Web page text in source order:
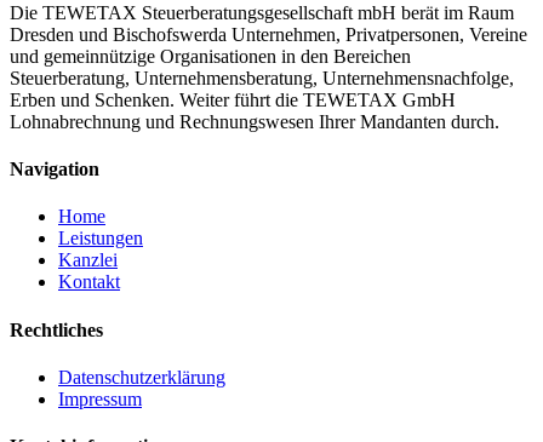
Die TEWETAX Steuerberatungsgesellschaft mbH berät im Raum
Dresden und Bischofswerda Unternehmen, Privatpersonen, Vereine
und gemeinnützige Organisationen in den Bereichen
Steuerberatung, Unternehmensberatung, Unternehmensnachfolge,
Erben und Schenken. Weiter führt die TEWETAX GmbH
Lohnabrechnung und Rechnungswesen Ihrer Mandanten durch.
Navigation
Home
Leistungen
Kanzlei
Kontakt
Rechtliches
Datenschutzerklärung
Impressum